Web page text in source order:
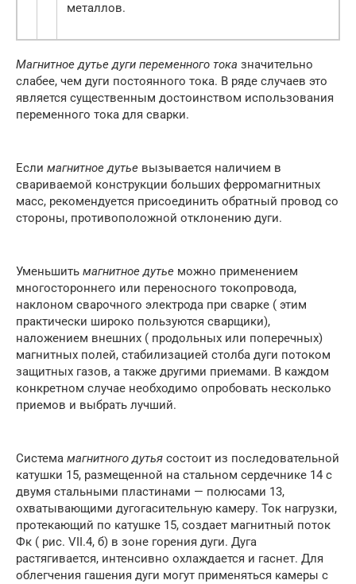
металлов.
Магнитное дутье дуги переменного тока значительно
слабее, чем дуги постоянного тока. В ряде случаев это
является существенным достоинством использования
переменного тока для сварки.
Если магнитное дутье вызывается наличием в
свариваемой конструкции больших ферромагнитных
масс, рекомендуется присоединить обратный провод со
стороны, противоположной отклонению дуги.
Уменьшить магнитное дутье можно применением
многостороннего или переносного токопровода,
наклоном сварочного электрода при сварке ( этим
практически широко пользуются сварщики),
наложением внешних ( продольных или поперечных)
магнитных полей, стабилизацией столба дуги потоком
защитных газов, а также другими приемами. В каждом
конкретном случае необходимо опробовать несколько
приемов и выбрать лучший.
Система магнитного дутья состоит из последовательной
катушки 15, размещенной на стальном сердечнике 14 с
двумя стальными пластинами — полюсами 13,
охватывающими дугогасительную камеру. Ток нагрузки,
протекающий по катушке 15, создает магнитный поток
Фк ( рис. VII.4, б) в зоне горения дуги. Дуга
растягивается, интенсивно охлаждается и гаснет. Для
облегчения гашения дуги могут применяться камеры с